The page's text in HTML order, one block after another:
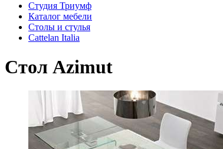
Студия Триумф
Каталог мебели
Столы и стулья
Cattelan Italia
Стол Azimut